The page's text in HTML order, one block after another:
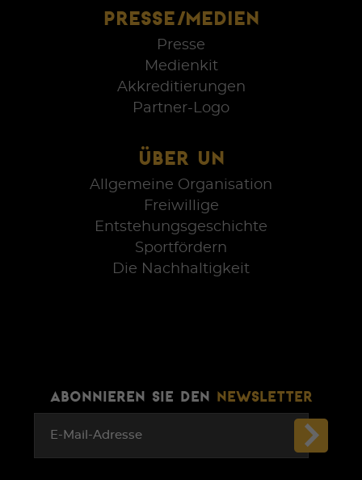
PRESSE/MEDIEN
Presse
Medienkit
Akkreditierungen
Partner-Logo
ÜBER UN
Allgemeine Organisation
Freiwillige
Entstehungsgeschichte
Sportfördern
Die Nachhaltigkeit
ABONNIEREN SIE DEN NEWSLETTER
E-Mail-Adresse